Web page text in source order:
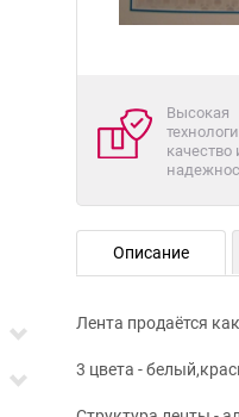
Высокая
качество
Описание
Лента продаётся
3 цвета -